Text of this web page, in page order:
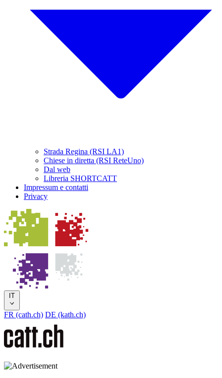
Strada Regina (RSI LA1)
Chiese in diretta (RSI ReteUno)
Dal web
Libreria SHORTCATT
Impressum e contatti
Privacy
IT
FR (cath.ch) DE (kath.ch)